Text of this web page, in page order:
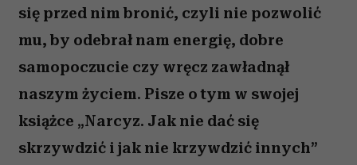
się przed nim bronić, czyli nie pozwolić
mu, by odebrał nam energię, dobre
samopoczucie czy wręcz zawładnął
naszym życiem. Pisze o tym w swojej
książce „Narcyz. Jak nie dać się
skrzywdzić i jak nie krzywdzić innych”